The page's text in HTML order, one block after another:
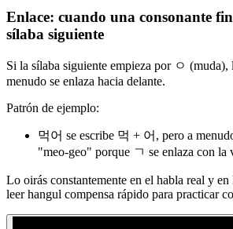
Enlace: cuando una consonante
sílaba siguiente
Si la sílaba siguiente empieza por ㅇ (muda),
menudo se enlaza hacia delante.
Patrón de ejemplo:
먹어 se escribe 먹 + 어, pero a
"meo-geo" porque ㄱ se enlaza con la
Lo oirás constantemente en el habla real y
leer hangul compensa rápido para practicar